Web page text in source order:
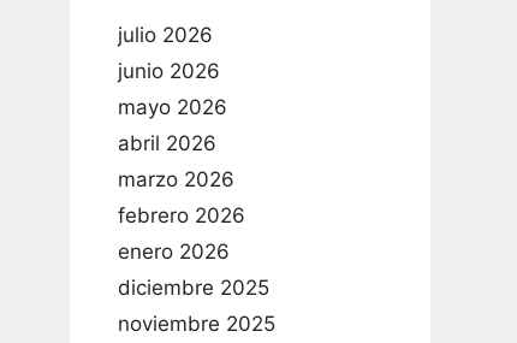
julio 2026
junio 2026
mayo 2026
abril 2026
marzo 2026
febrero 2026
enero 2026
diciembre 2025
noviembre 2025